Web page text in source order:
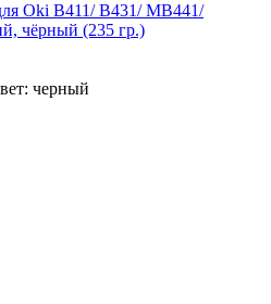
Oki B411/ B431/ MB441/
чёрный (235 гр.)
черный